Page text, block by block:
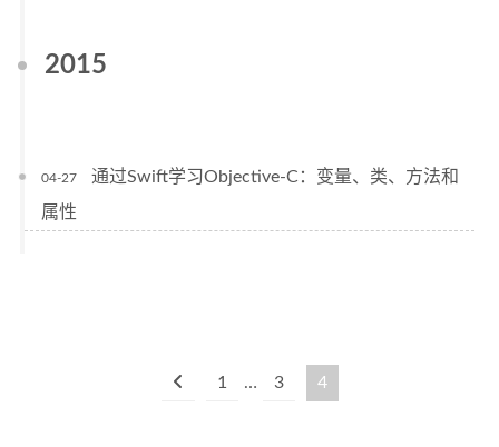
2015
04-27
通过Swift学习Objective-C：变量、类、方法和
属性
1 … 3 4